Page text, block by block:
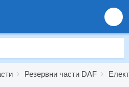
Резервни части DAF